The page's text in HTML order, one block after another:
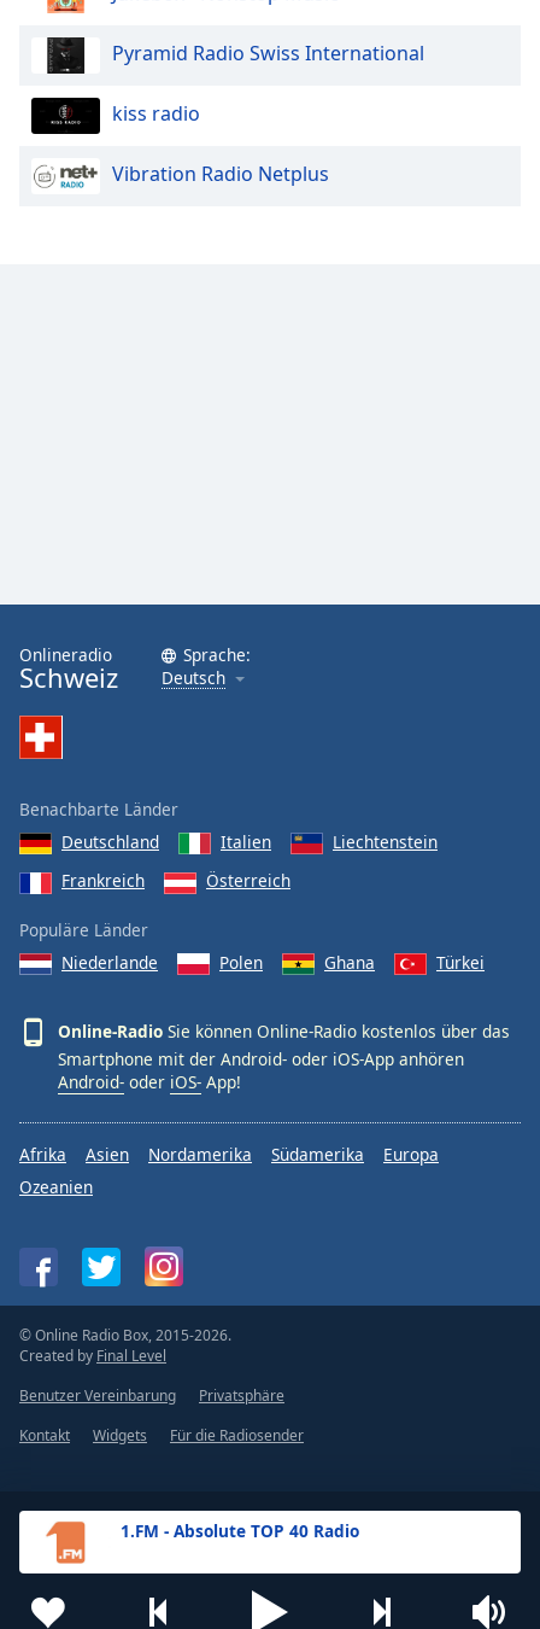
1.FM - Absolute TOP 40 Radio
Pyramid Radio Swiss International
kiss radio
Vibration Radio Netplus
Onlineradio
Schweiz
Sprache:
Deutsch
Benachbarte Länder
Deutschland
Italien
Liechtenstein
Frankreich
Österreich
Populäre Länder
Niederlande
Polen Ghana Türkei
Online-Radio Sie können Online-Radio kostenlos über das
Smartphone mit der Android- oder iOS-App anhören
Android- oder iOS- App!
Afrika Asien Nordamerika Südamerika
Europa
Ozeanien
© Online Radio Box, 2015-2026.
Created by Final Level
Benutzer Vereinbarung
Privatsphäre
Kontakt
Widgets Für die Radiosender